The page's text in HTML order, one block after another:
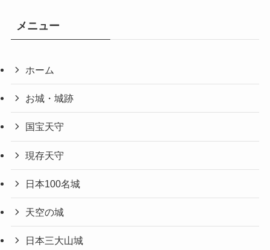
メニュー
ホーム
お城・城跡
国宝天守
現存天守
日本100名城
天空の城
日本三大山城